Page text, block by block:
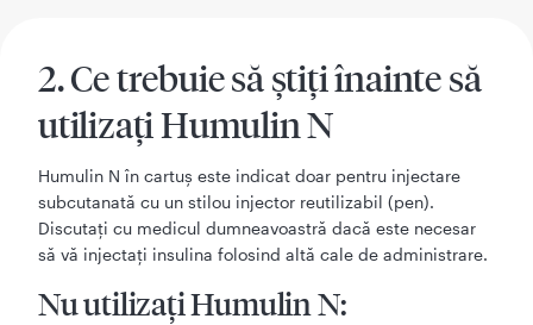
2. Ce trebuie să știți înainte să
utilizați Humulin N
Humulin N în cartuș este indicat doar pentru injectare
subcutanată cu un stilou injector reutilizabil (pen).
Discutați cu medicul dumneavoastră dacă este necesar
să vă injectați insulina folosind altă cale de administrare.
Nu utilizaţi Humulin N: